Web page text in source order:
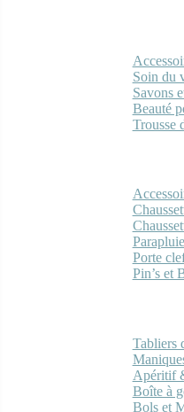
Soin du
Savons
Beauté
Trousse
Porte
Pin’s et
Tabliers
Apéritif
Boîte à
Bols et